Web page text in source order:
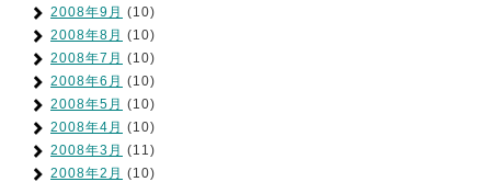
2008年9月 (10)
2008年8月 (10)
2008年7月 (10)
2008年6月 (10)
2008年5月 (10)
2008年4月 (10)
2008年3月 (11)
2008年2月 (10)